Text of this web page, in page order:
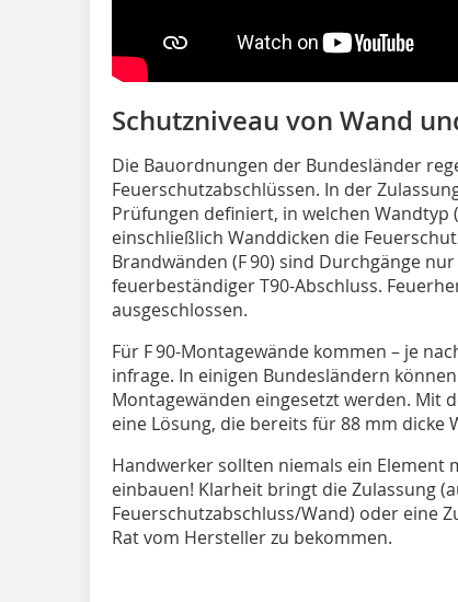
Schutzniveau von Wand
Die Bauordnungen der Bundesländer
Feuerschutzabschlüssen. In der
Prüfungen definiert, in welchen Wandtyp
einschließlich Wanddicken die
Brandwänden (F 90) sind Durchgänge
feuerbeständiger T90-Abschluss.
ausgeschlossen.
Für F 90-Montagewände kommen – je
infrage. In einigen Bundesländern
Montagewänden eingesetzt werden. Mit
eine Lösung, die bereits für 88 mm dicke
Handwerker sollten niemals ein Element
einbauen! Klarheit bringt die Zulassung
Feuerschutzabschluss/Wand) oder eine
Rat vom Hersteller zu bekommen.